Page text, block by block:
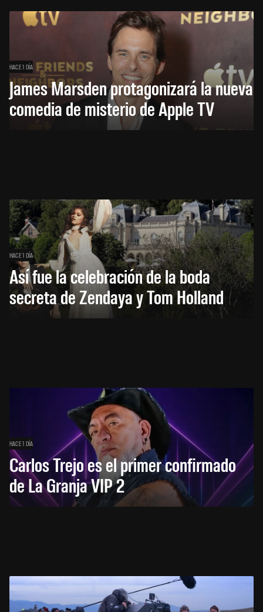
HACE 1 DÍA
James Marsden protagonizará la nueva
comedia de misterio de Apple TV
HACE 1 DÍA
Así fue la celebración de la boda
secreta de Zendaya y Tom Holland
HACE 1 DÍA
Carlos Trejo es el primer confirmado
de La Granja VIP 2